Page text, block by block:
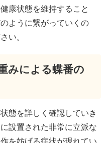
康状態を維持すること
ように繋がっていくの
い。
みによる蝶番の
態を詳しく確認していき
設置された非常に立派な
を妨げる症状が現れてい